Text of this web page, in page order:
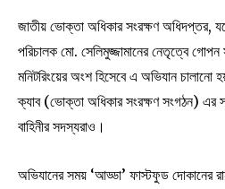
জাতীয় ভোক্তা অধিকার সংরক্ষণ অধিদপ্তর,
পরিচালক মো. সেলিমুজ্জামানের নেতৃত্বে গোপন
মনিটরিংয়ের অংশ হিসেবে এ অভিযান
ক্যাব (ভোক্তা অধিকার সংরক্ষণ সংগঠন) এর
বাহিনীর সদস্যরাও।
অভিযানের সময় ‘আড্ডা’ ফাস্টফুড দোকানের